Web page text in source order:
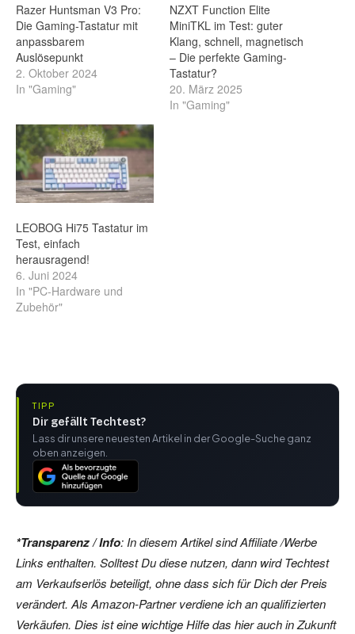
Razer Huntsman V3 Pro:
Die Gaming-Tastatur mit
anpassbarem
Auslösepunkt
2. Oktober 2024
In "Gaming"
NZXT Function Elite
MiniTKL im Test: guter
Klang, schnell, magnetisch
– Die perfekte Gaming-
Tastatur?
20. März 2025
In "Gaming"
LEOBOG Hi75 Tastatur im
Test, einfach
herausragend!
6. Juni 2024
In "PC-Hardware und
Zubehör"
TIPP
Dir gefällt Techtest?
Lass dir unsere neuesten Artikel in der Google-Suche ganz
oben anzeigen.
*Transparenz / Info: In diesem Artikel sind Affiliate /Werbe
Links enthalten. Solltest Du diese nutzen, dann wird Techtest
am Verkaufserlös beteiligt, ohne dass sich für Dich der Preis
verändert. Als Amazon-Partner verdiene ich an qualifizierten
Verkäufen. Dies ist eine wichtige Hilfe das hier auch in Zukunft